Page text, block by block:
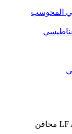
المحوسب